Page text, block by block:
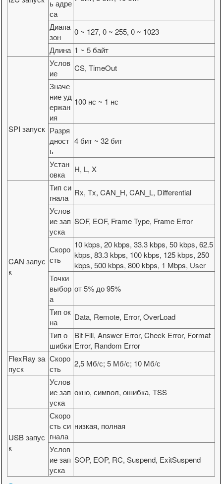
ь адре
са
Диапа
зон
0 ~ 127, 0 ~ 255, 0 ~ 1023
Длина 1 ~ 5 байт
SPI запуск
Услов
ие
CS, TimeOut
Значе
ние уд
ержан
ия
100 нс ~ 1 нс
Разря
дност
ь
4 бит ~ 32 бит
Устан
овка
H, L, X
CAN запус
к
Тип си
гнала
Rx, Tx, CAN_H, CAN_L, Differential
Услов
ие зап
уска
SOF, EOF, Frame Type, Frame Error
Скоро
сть
10 kbps, 20 kbps, 33.3 kbps, 50 kbps, 62.5
kbps, 83.3 kbps, 100 kbps, 125 kbps, 250
kbps, 500 kbps, 800 kbps, 1 Mbps, User
Точки
выбор
а
от 5% до 95%
Тип ок
на
Data, Remote, Error, OverLoad
Тип о
шибки
Bit Fill, Answer Error, Check Error, Format
Error, Random Error
FlexRay за
пуск
Скоро
сть
2,5 Мб/с; 5 Мб/с; 10 Мб/с
Услов
ие зап
уска
окно, символ, ошибка, TSS
USB запус
к
Скоро
сть си
гнала
низкая, полная
Услов
ие зап
уска
SOP, EOP, RC, Suspend, ExitSuspend